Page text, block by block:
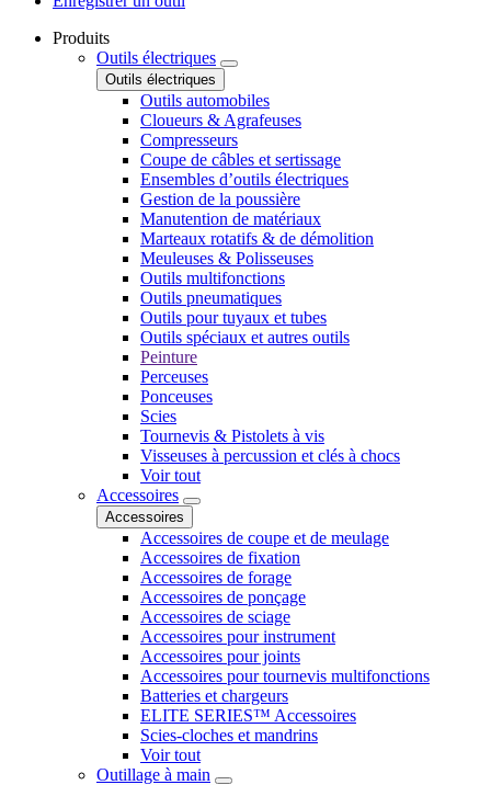
Produits
Outils électriques
Outils électriques
Outils automobiles
Cloueurs & Agrafeuses
Compresseurs
Coupe de câbles et sertissage
Ensembles d’outils électriques
Gestion de la poussière
Manutention de matériaux
Marteaux rotatifs & de démolition
Meuleuses & Polisseuses
Outils multifonctions
Outils pneumatiques
Outils pour tuyaux et tubes
Outils spéciaux et autres outils
Peinture
Perceuses
Ponceuses
Scies
Tournevis & Pistolets à vis
Visseuses à percussion et clés à chocs
Voir tout
Accessoires
Accessoires
Accessoires de coupe et de meulage
Accessoires de fixation
Accessoires de forage
Accessoires de ponçage
Accessoires de sciage
Accessoires pour instrument
Accessoires pour joints
Accessoires pour tournevis multifonctions
Batteries et chargeurs
ELITE SERIES™ Accessoires
Scies-cloches et mandrins
Voir tout
Outillage à main